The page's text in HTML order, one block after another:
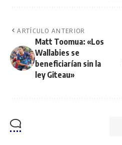
ARTÍCULO ANTERIOR
Matt Toomua: «Los
Wallabies se
beneficiarían sin la
ley Giteau»